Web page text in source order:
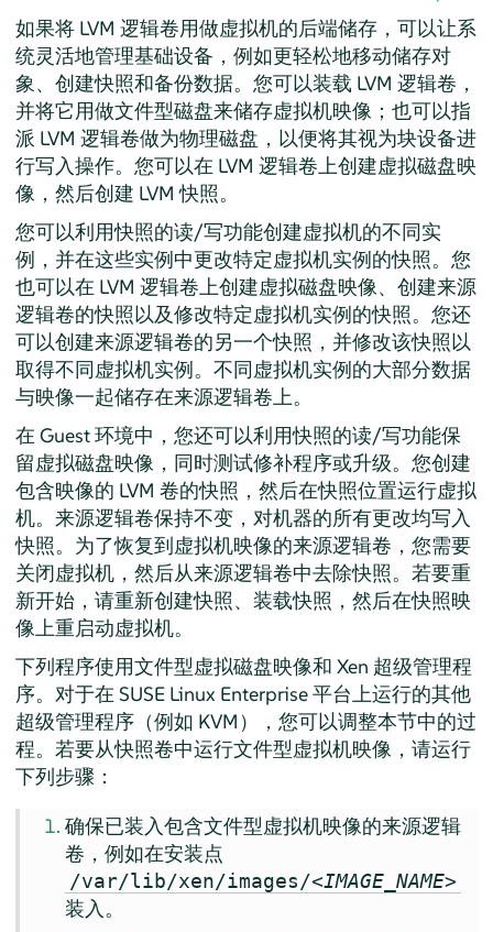
如果将 LVM 逻辑卷用做虚拟机的后端储存，可以让系
统灵活地管理基础设备，例如更轻松地移动储存对
象、创建快照和备份数据。您可以装载 LVM 逻辑卷，
并将它用做文件型磁盘来储存虚拟机映像；也可以指
派 LVM 逻辑卷做为物理磁盘，以便将其视为块设备进
行写入操作。您可以在 LVM 逻辑卷上创建虚拟磁盘映
像，然后创建 LVM 快照。
您可以利用快照的读/写功能创建虚拟机的不同实
例，并在这些实例中更改特定虚拟机实例的快照。您
也可以在 LVM 逻辑卷上创建虚拟磁盘映像、创建来源
逻辑卷的快照以及修改特定虚拟机实例的快照。您还
可以创建来源逻辑卷的另一个快照，并修改该快照以
取得不同虚拟机实例。不同虚拟机实例的大部分数据
与映像一起储存在来源逻辑卷上。
在 Guest 环境中，您还可以利用快照的读/写功能保
留虚拟磁盘映像，同时测试修补程序或升级。您创建
包含映像的 LVM 卷的快照，然后在快照位置运行虚拟
机。来源逻辑卷保持不变，对机器的所有更改均写入
快照。为了恢复到虚拟机映像的来源逻辑卷，您需要
关闭虚拟机，然后从来源逻辑卷中去除快照。若要重
新开始，请重新创建快照、装载快照，然后在快照映
像上重启动虚拟机。
下列程序使用文件型虚拟磁盘映像和 Xen 超级管理程
序。对于在 SUSE Linux Enterprise 平台上运行的其他
超级管理程序（例如 KVM），您可以调整本节中的过
程。若要从快照卷中运行文件型虚拟机映像，请运行
下列步骤：
确保已装入包含文件型虚拟机映像的来源逻辑
卷，例如在安装点
/var/lib/xen/images/<IMAGE_NAME>
装入。